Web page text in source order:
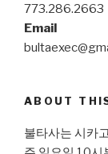
773.286.2663
Email
ABOUT
불타사는 시카